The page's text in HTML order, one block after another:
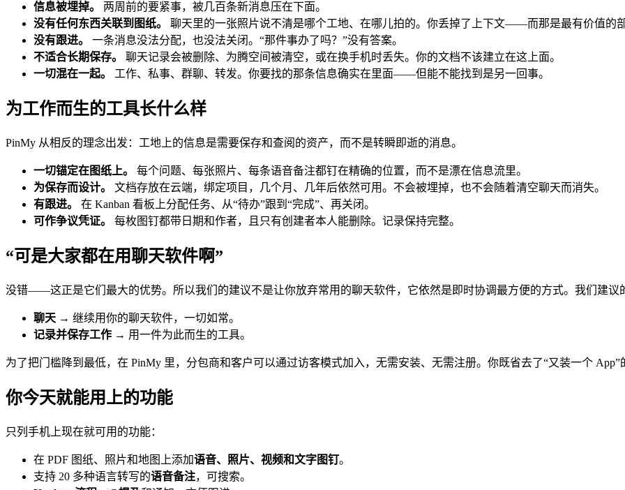
信息被埋掉。
两周前的要紧事，被几百条新消息压在下面。
没有任何东西关联到图纸。
聊天里的一张照片说不清是哪个工地、在哪儿拍的。你丢掉了上下文——而那是最有价值的部
没有跟进。
一条消息没法分配，也没法关闭。“那件事办了吗？”没有答案。
不适合长期保存。
聊天记录会被删除、为腾空间被清空，或在换手机时丢失。你的文档不该建立在这上面。
一切混在一起。
工作、私事、群聊、转发。你要找的那条信息确实在里面——但能不能找到是另一回事。
为工作而生的工具长什么样
PinMy 从相反的理念出发：工地上的信息是需要保存和查阅的资产，而不是转瞬即逝的消息。
一切锚定在图纸上。
每个问题、每张照片、每条语音备注都钉在精确的位置，而不是漂在信息流里。
为保存而设计。
文档存放在云端，绑定项目，几个月、几年后依然可用。不会被埋掉，也不会随着清空聊天而消失。
有跟进。
在 Kanban 看板上分配任务、从“待办”跟到“完成”、再关闭。
可作争议凭证。
每枚图钉都带日期和作者，且只有创建者本人能删除。记录保持完整。
“可是大家都在用聊天软件啊”
没错——这正是它们最大的优势。所以我们的建议不是让你放弃常用的聊天软件，它依然是即时协调最方便的方式。我们建议
聊天 → 继续用你的聊天软件，一切如常。
记录并保存工作 → 用一件为此而生的工具。
为了把门槛降到最低，在 PinMy 里，分包商和客户可以通过访客模式加入，无需安装、无需注册。你既省去了“又装一个 App”
你今天就能用上的功能
只列手机上现在就可用的功能：
在 PDF 图纸、照片和地图上添加语音、照片、视频和文字图钉。
支持 20 多种语言转写的语音备注，可搜索。